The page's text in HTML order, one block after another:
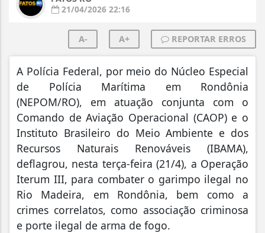
21/04/2026 22:16
A- A+ REPORTAR ERROS
A Polícia Federal, por meio do Núcleo Especial
de Polícia Marítima em Rondônia
(NEPOM/RO), em atuação conjunta com o
Comando de Aviação Operacional (CAOP) e o
Instituto Brasileiro do Meio Ambiente e dos
Recursos Naturais Renováveis (IBAMA),
deflagrou, nesta terça-feira (21/4), a Operação
Iterum III, para combater o garimpo ilegal no
Rio Madeira, em Rondônia, bem como a
crimes correlatos, como associação criminosa
e porte ilegal de arma de fogo.